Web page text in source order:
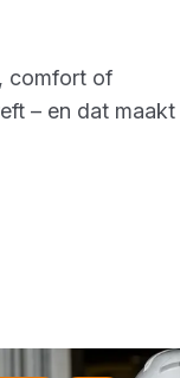
comfort of
– en dat